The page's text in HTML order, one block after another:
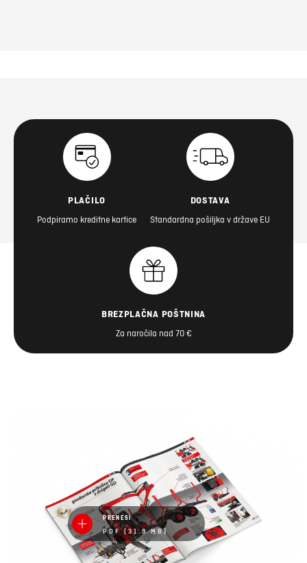
PLAČILO
Podpiramo kreditne kartice
DOSTAVA
Standardna pošiljka v države EU
BREZPLAČNA POŠTNINA
Za naročila nad 70 €
PRENESI
PDF (31.9 MB)